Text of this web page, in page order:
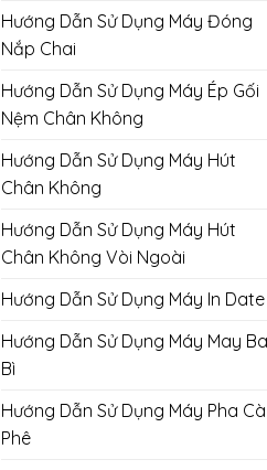
Hướng Dẫn Sử Dụng Máy Đóng
Nắp Chai
Hướng Dẫn Sử Dụng Máy Ép Gối
Nệm Chân Không
Hướng Dẫn Sử Dụng Máy Hút
Chân Không
Hướng Dẫn Sử Dụng Máy Hút
Chân Không Vòi Ngoài
Hướng Dẫn Sử Dụng Máy In Date
Hướng Dẫn Sử Dụng Máy May
Bì
Hướng Dẫn Sử Dụng Máy Pha Cà
Phê